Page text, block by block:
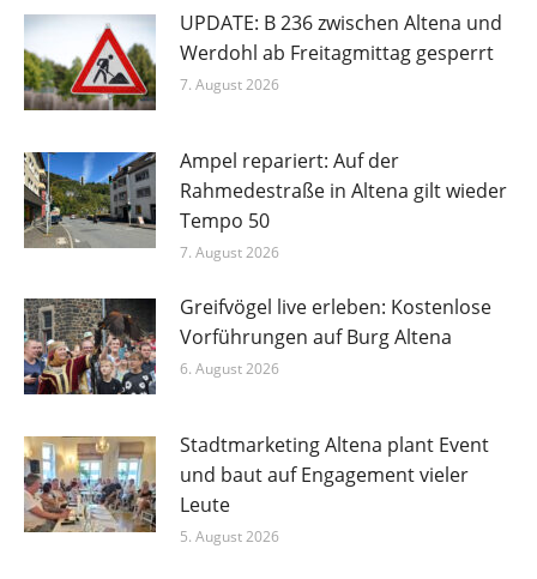
UPDATE: B 236 zwischen Altena und
Werdohl ab Freitagmittag gesperrt
7. August 2026
Ampel repariert: Auf der
Rahmedestraße in Altena gilt wieder
Tempo 50
7. August 2026
Greifvögel live erleben: Kostenlose
Vorführungen auf Burg Altena
6. August 2026
Stadtmarketing Altena plant Event
und baut auf Engagement vieler
Leute
5. August 2026